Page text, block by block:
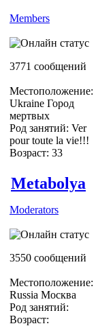
Members
3771 сообщений
Местоположение:
Ukraine Город
мертвых
Род занятий: Ver
pour toute la vie!!!
Возраст: 33
Metabolya
Moderators
3550 сообщений
Местоположение:
Russia Москва
Род занятий:
Возраст: